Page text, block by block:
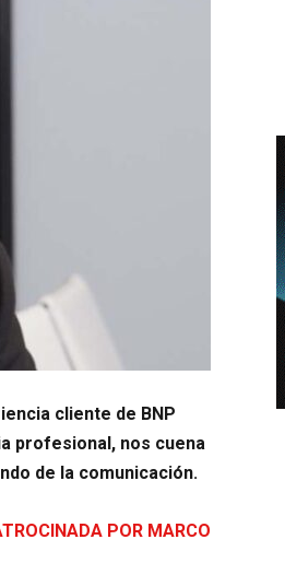
cliente de BNP
profesional, nos cuena
de la comunicación.
POR MARCO